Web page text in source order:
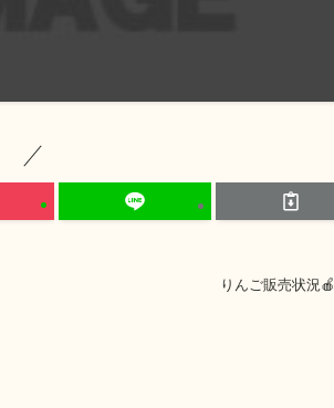
りんご販売状況🍎